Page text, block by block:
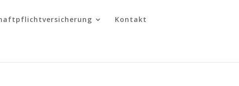
Kontakt